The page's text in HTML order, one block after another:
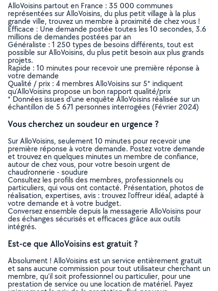
AlloVoisins partout en France : 35 000 communes
représentées sur AlloVoisins, du plus petit village à la plus
grande ville, trouvez un membre à proximité de chez vous !
Efficace : Une demande postée toutes les 10 secondes, 3.6
millions de demandes postées par an
Généraliste : 1 250 types de besoins différents, tout est
possible sur AlloVoisins, du plus petit besoin aux plus grands
projets.
Rapide : 10 minutes pour recevoir une première réponse à
votre demande
Qualité / prix : 4 membres AlloVoisins sur 5* indiquent
qu’AlloVoisins propose un bon rapport qualité/prix
* Données issues d’une enquête AlloVoisins réalisée sur un
échantillon de 5 671 personnes interrogées (Février 2024)
Vous cherchez un soudeur en urgence ?
Sur AlloVoisins, seulement 10 minutes pour recevoir une
première réponse à votre demande. Postez votre demande
et trouvez en quelques minutes un membre de confiance,
autour de chez vous, pour votre besoin urgent de
chaudronnerie - soudure
Consultez les profils des membres, professionnels ou
particuliers, qui vous ont contacté. Présentation, photos de
réalisation, expertises, avis : trouvez l'offreur idéal, adapté à
votre demande et à votre budget.
Conversez ensemble depuis la messagerie AlloVoisins pour
des échanges sécurisés et efficaces grâce aux outils
intégrés.
Est-ce que AlloVoisins est gratuit ?
Absolument ! AlloVoisins est un service entièrement gratuit
et sans aucune commission pour tout utilisateur cherchant un
membre, qu’il soit professionnel ou particulier, pour une
prestation de service ou une location de matériel. Payez